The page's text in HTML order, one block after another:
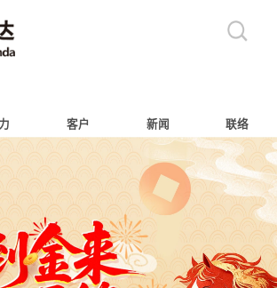
客户 新闻 联络